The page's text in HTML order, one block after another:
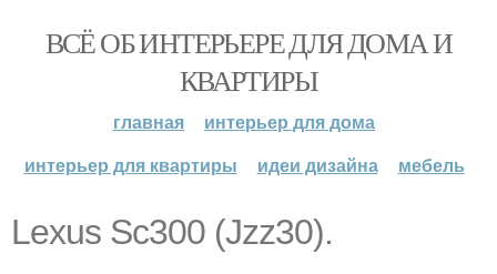
ВСЁ ОБ ИНТЕРЬЕРЕ ДЛЯ ДОМА И
КВАРТИРЫ
главная
интерьер для дома
интерьер для квартиры
идеи дизайна мебель
Lexus Sc300 (Jzz30).